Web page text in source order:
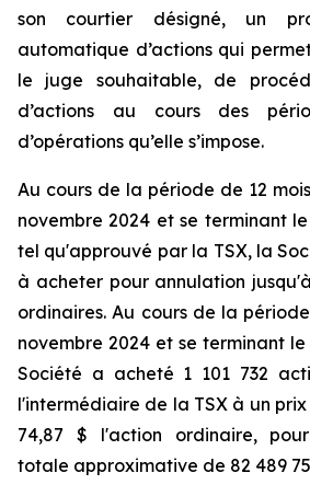
son courtier désigné, un
automatique d’actions qui
le juge souhaitable, de
d’actions au cours des
d’opérations qu’elle s’impose.
Au cours de la période de 12
novembre 2024 et se terminant
tel qu'approuvé par la TSX, la
à acheter pour annulation
ordinaires. Au cours de la
novembre 2024 et se terminant
Société a acheté 1 101 732
l'intermédiaire de la TSX à un
74,87 $ l'action ordinaire,
totale approximative de 82 489